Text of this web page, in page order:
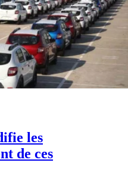
les
de ces